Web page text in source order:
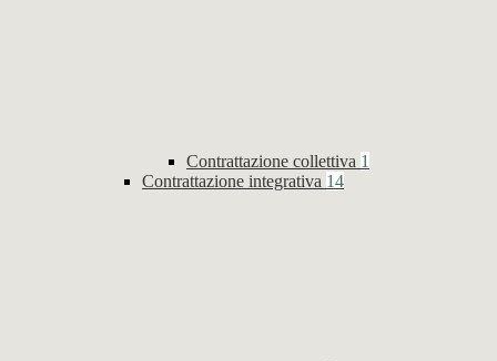
Contrattazione collettiva 1
Contrattazione integrativa 14